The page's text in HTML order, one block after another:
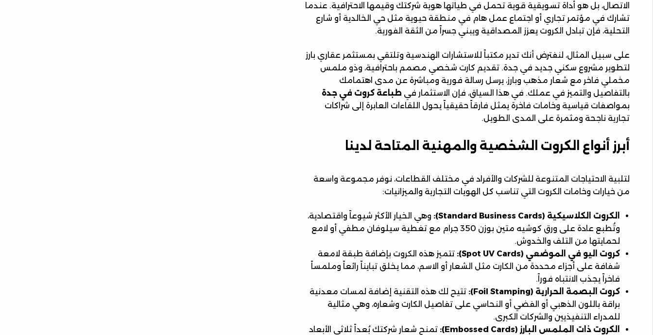
الاتصال، بل هو أداة تسويقية قوية تحمل في طياتها هوية شركتك وقيمها الاحترافية. عندما
تشارك في مؤتمر تجاري أو اجتماع عمل هام في منطقة حيوية مثل حي الخالدية أو شارع
التحلية، فإن تبادل الكروت يعزز المصداقية ويبني جسراً من الثقة الفورية.
على سبيل المثال، لنفترض أنك تدير مكتباً للاستشارات الهندسية وتلتقي بمستثمر عقاري بارز
لتطوير مشروع سكني جديد في جدة. تقديم كارت شخصي مصمم باحترافية، وذو ملمس
مخملي فاخر مع شعار مذهب وبارز، يرسل رسالة فورية ومباشرة عن مدى اهتمامك
بالتفاصيل والتميز في عملك. في هذا السياق، فإن الاستثمار في طباعة كروت في جدة
بمواصفات قياسية وخامات فاخرة يمثل فارقاً حقيقياً يحول اللقاءات العابرة إلى شراكات
تجارية ناجحة ومثمرة على المدى الطويل.
أبرز أنواع الكروت الشخصية والمهنية المتاحة لدينا
لتلبية الاحتياجات المتنوعة للشركات والأفراد في مختلف القطاعات، نوفر مجموعة واسعة
من خيارات وخامات الكروت التي تناسب كل الهويات التجارية والميزانيات:
الكروت الكلاسيكية (Standard Business Cards):
وهي الخيار الأكثر شيوعاً واقتصادية،
وتُطبع عادة على ورق كوشيه متين بوزن 350 جرام مع تغطية سيلوفان مطفي أو لامع
لحمايتها من التلف والخدوش.
كروت اليو في الموضعي (Spot UV Cards):
تتميز هذه الكروت بإضافة طبقة لامعة
شفافة على أجزاء محددة من الكارت مثل الشعار أو الاسم، مما يخلق تبايناً رائعاً وملمساً
فاخراً يجذب الانتباه فوراً.
كروت البصمة الحرارية (Foil Stamping):
تتيح لك هذه التقنية إضافة لمسات معدنية
براقة باللون الذهبي أو الفضي أو النحاسي على تفاصيل الكارت وشعاره، وهي مثالية
للمدراء التنفيذيين والشركات الكبرى.
الكروت ذات الملمس البارز (Embossed Cards):
تمنح شعار شركتك بُعداً ثلاثي الأبعاد